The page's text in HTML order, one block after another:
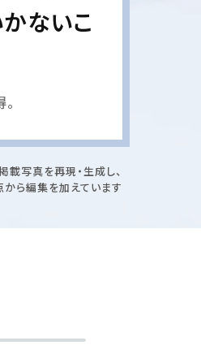
ないこ
写真を再現・生成し、
ら編集を加えています